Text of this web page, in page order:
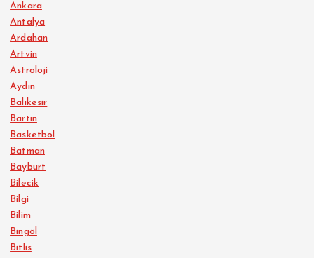
Ankara
Antalya
Ardahan
Artvin
Astroloji
Aydın
Balıkesir
Bartın
Basketbol
Batman
Bayburt
Bilecik
Bilgi
Bilim
Bingöl
Bitlis